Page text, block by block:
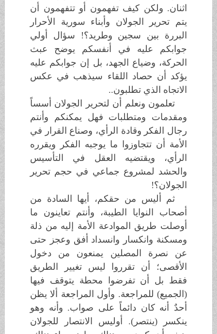
اثنان. ولكن كيف تفهمون أو تتفهمون أن
يتم تحرير الجولان وأبناء سورية الأحرار
البررة بين سجين وطريد؟! سؤال أولي
جوابكم عليه في أنفسكم يوضح عبث
الحركة، وضياع الجهد، بل إن جوابكم عليه
يؤكد أن حصاد اللقاء سيذهب في عكس
الاتجاه الذي تطلبون..
تعلمون ونعلم أن لتحرير الجولان أسساً
ومقدمات ومتطلبات فهل يمكنكم وأنتم
رجال الفكر وقادة الرأي، وصناع القرار في
الأمة أن تتجاوزوا ما يوجبه الفكر ويقرره
الرأي، ويقتضيه العقل في التأسيس
والحشد لمشروع جماعي في حجم تحرير
الجولان؟!
ثم أليس من حقكم، أيها السادة من
أصحاب النوايا الطيبة، وأنتم تعاينون ما
أوصلت طريق الموادعة الأمة إليه من ذلة
ومسكنة وانكسار وانسداد أفق وعجز حتى
عن نصرة المصلين يمنعون من دخول
الأقصى؛ أن تقرروا ليس تغيير الطريق
فقط بل أن تفرضوا محطة يتوقف فيها
(الجميع) للمراجعة. وأول المراجعة ألا يظن
أحدٌ أنه كان دائماً على صواب. وأنه وهو
ينكسر (ينتصر). أوليس الانتصار للجولان